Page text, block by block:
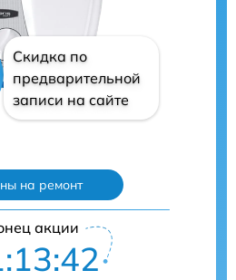
Скидка по
предварительной
записи на сайте
на ремонт
акции